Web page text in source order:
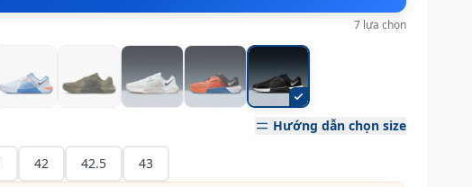
7 lựa chọn
Hướng dẫn chọn size
42 42.5 43